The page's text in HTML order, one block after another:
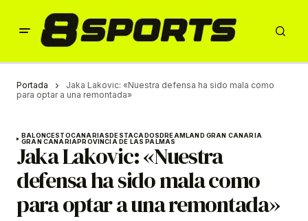
Portada
Jaka Lakovic: «Nuestra defensa ha sido mala como
para optar a una remontada»
BALONCESTOCANARIASDESTACADOSDREAMLAND GRAN CANARIA
GRAN CANARIAPROVINCIA DE LAS PALMAS
Jaka Lakovic: «Nuestra
defensa ha sido mala como
para optar a una remontada»